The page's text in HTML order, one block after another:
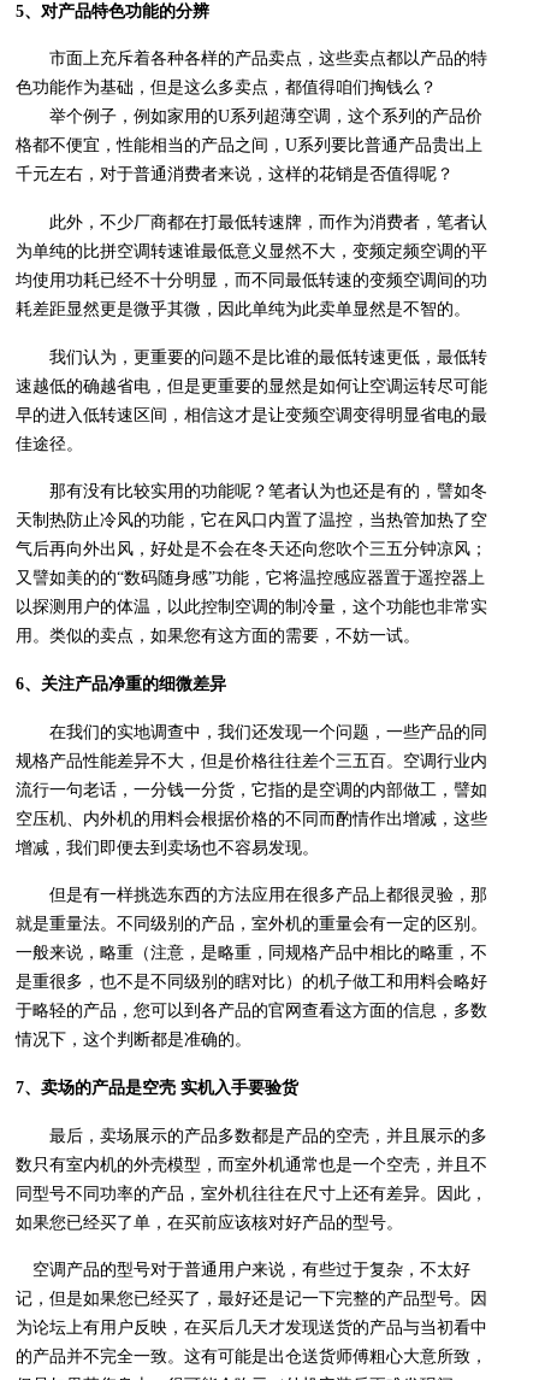
5、对产品特色功能的分辨
市面上充斥着各种各样的产品卖点，这些卖点都以产品的特
色功能作为基础，但是这么多卖点，都值得咱们掏钱么？
举个例子，例如家用的U系列超薄空调，这个系列的产品价
格都不便宜，性能相当的产品之间，U系列要比普通产品贵出上
千元左右，对于普通消费者来说，这样的花销是否值得呢？
此外，不少厂商都在打最低转速牌，而作为消费者，笔者认
为单纯的比拼空调转速谁最低意义显然不大，变频定频空调的平
均使用功耗已经不十分明显，而不同最低转速的变频空调间的功
耗差距显然更是微乎其微，因此单纯为此卖单显然是不智的。
我们认为，更重要的问题不是比谁的最低转速更低，最低转
速越低的确越省电，但是更重要的显然是如何让空调运转尽可能
早的进入低转速区间，相信这才是让变频空调变得明显省电的最
佳途径。
那有没有比较实用的功能呢？笔者认为也还是有的，譬如冬
天制热防止冷风的功能，它在风口内置了温控，当热管加热了空
气后再向外出风，好处是不会在冬天还向您吹个三五分钟凉风；
又譬如美的的“数码随身感”功能，它将温控感应器置于遥控器上
以探测用户的体温，以此控制空调的制冷量，这个功能也非常实
用。类似的卖点，如果您有这方面的需要，不妨一试。
6、关注产品净重的细微差异
在我们的实地调查中，我们还发现一个问题，一些产品的同
规格产品性能差异不大，但是价格往往差个三五百。空调行业内
流行一句老话，一分钱一分货，它指的是空调的内部做工，譬如
空压机、内外机的用料会根据价格的不同而酌情作出增减，这些
增减，我们即便去到卖场也不容易发现。
但是有一样挑选东西的方法应用在很多产品上都很灵验，那
就是重量法。不同级别的产品，室外机的重量会有一定的区别。
一般来说，略重（注意，是略重，同规格产品中相比的略重，不
是重很多，也不是不同级别的瞎对比）的机子做工和用料会略好
于略轻的产品，您可以到各产品的官网查看这方面的信息，多数
情况下，这个判断都是准确的。
7、卖场的产品是空壳 实机入手要验货
最后，卖场展示的产品多数都是产品的空壳，并且展示的多
数只有室内机的外壳模型，而室外机通常也是一个空壳，并且不
同型号不同功率的产品，室外机往往在尺寸上还有差异。因此，
如果您已经买了单，在买前应该核对好产品的型号。
空调产品的型号对于普通用户来说，有些过于复杂，不太好
记，但是如果您已经买了，最好还是记一下完整的产品型号。因
为论坛上有用户反映，在买后几天才发现送货的产品与当初看中
的产品并不完全一致。这有可能是出仓送货师傅粗心大意所致，